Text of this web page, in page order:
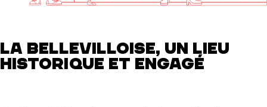
Ménilmontant
LA BELLEVILLOISE, UN LIEU
HISTORIQUE ET ENGAGÉ